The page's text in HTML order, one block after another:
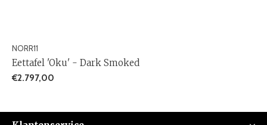
NORR11
Eettafel 'Oku' - Dark Smoked
€2.797,00